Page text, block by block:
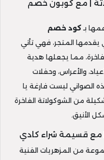
| مع كوبون خصم
بـكود خصم
يقدمها المتجر، فهي تأتي
مما يجعلها هدية
والأعراس، وحفلات
الصواني ليست فارغة يا
من الشوكولاتة الفاخرة
الأنيق.
| مع قسيمة شراء كادي
من المزهريات الفنية